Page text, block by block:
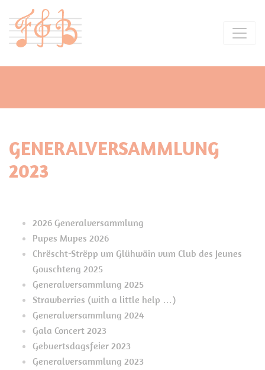
GENERALVERSAMMLUNG
2023
2026 Generalversammlung
Pupes Mupes 2026
Chrëscht-Strëpp um Glühwäin vum Club des Jeunes
Gouschteng 2025
Generalversammlung 2025
Strawberries (with a little help …)
Generalversammlung 2024
Gala Concert 2023
Gebuertsdagsfeier 2023
Generalversammlung 2023